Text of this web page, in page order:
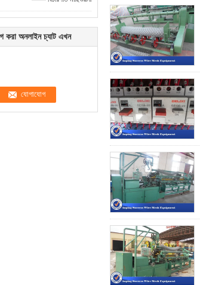
করা অনলাইন চ্যাট এখন